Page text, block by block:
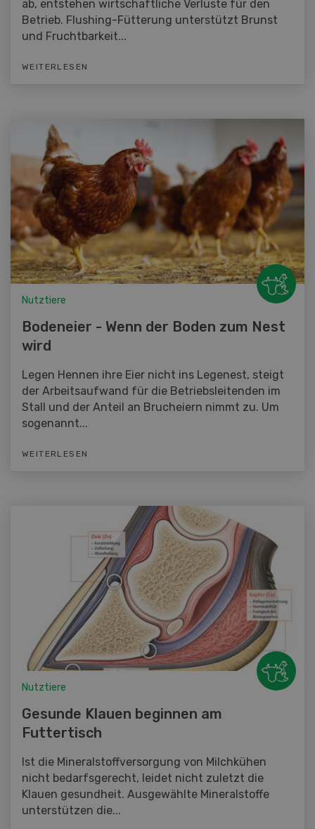
ab, entstehen wirtschaftliche Verluste für den
Betrieb. Flushing-Fütterung unterstützt Brunst
und Fruchtbarkeit...
WEITERLESEN
Nutztiere
Bodeneier - Wenn der Boden zum Nest
wird
Legen Hennen ihre Eier nicht ins Legenest, steigt
der Arbeitsaufwand für die Betriebsleitenden im
Stall und der Anteil an Brucheiern nimmt zu. Um
sogenannt...
WEITERLESEN
Nutztiere
Gesunde Klauen beginnen am
Futtertisch
Ist die Mineralstoffversorgung von Milchkühen
nicht bedarfsgerecht, leidet nicht zuletzt die
Klauen gesundheit. Ausgewählte Mineralstoffe
unterstützen die...